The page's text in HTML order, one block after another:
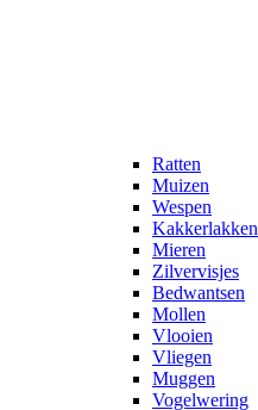
Ratten
Muizen
Wespen
Kakkerlakken
Mieren
Zilvervisjes
Bedwantsen
Mollen
Vlooien
Vliegen
Muggen
Vogelwering